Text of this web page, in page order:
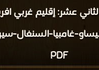
عشر: إقليم غربي
بيساو-غامبيا-السنغال-
PDF